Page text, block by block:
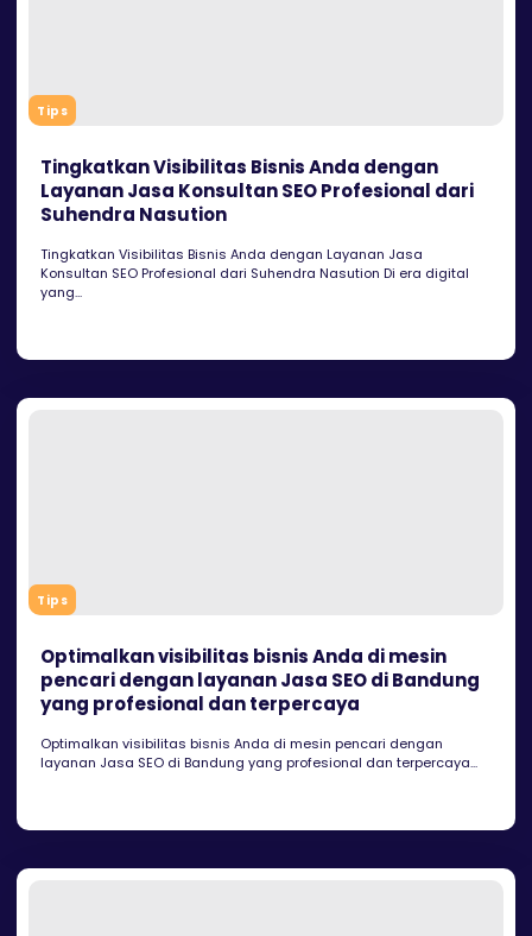
Tips
Tingkatkan Visibilitas Bisnis Anda dengan
Layanan Jasa Konsultan SEO Profesional dari
Suhendra Nasution
Tingkatkan Visibilitas Bisnis Anda dengan Layanan Jasa
Konsultan SEO Profesional dari Suhendra Nasution Di era digital
yang...
Tips
Optimalkan visibilitas bisnis Anda di mesin
pencari dengan layanan Jasa SEO di Bandung
yang profesional dan terpercaya
Optimalkan visibilitas bisnis Anda di mesin pencari dengan
layanan Jasa SEO di Bandung yang profesional dan terpercaya...